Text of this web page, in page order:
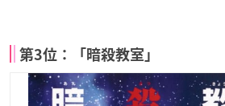
第3位：「暗殺教室」